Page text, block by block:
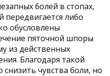
болей в стопах,
передвигается либо
обусловлены
пяточной шпоры
из действенных
Благодаря такой
чувства боли, но